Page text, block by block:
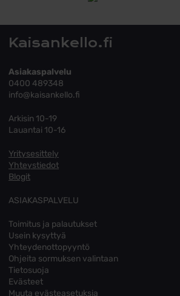
Kaisankello.fi
Asiakaspalvelu
0400 489348
info@kaisankello.fi
Arkisin 10-19
Lauantai 10-16
Yritysesittely
Yhteystiedot
Blogit
ASIAKASPALVELU
Toimitus ja palautukset
Usein kysyttyä
Yhteydenottopyyntö
Ohjeita sormuksen valintaan
Tietosuoja
Evästeet
Muuta evästeasetuksia